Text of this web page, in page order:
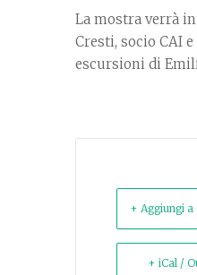
La mostra verrà
Cresti, socio CAI
escursioni di
+ Aggiungi a
+ iCal /